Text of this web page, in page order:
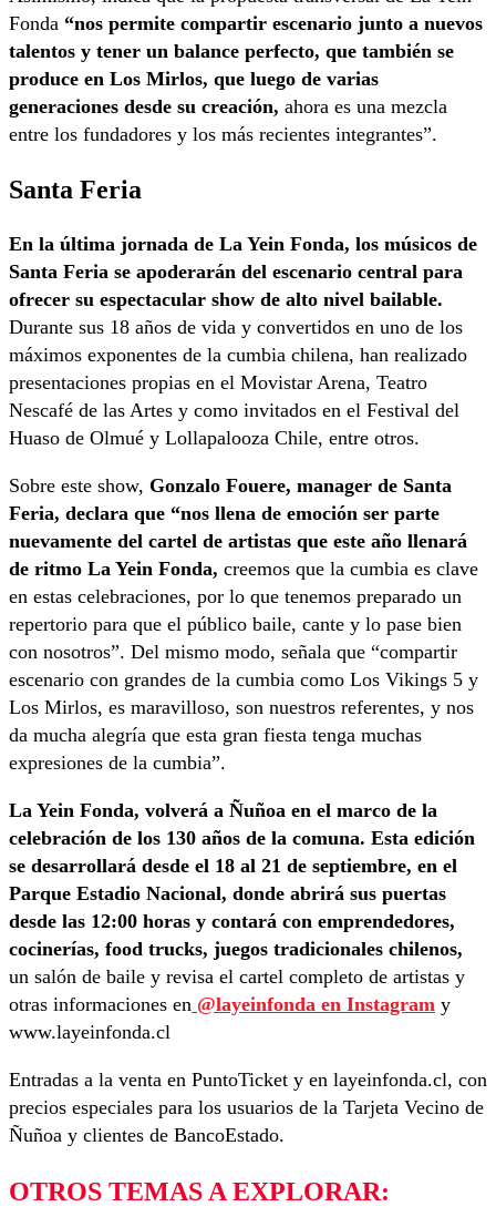
Fonda “nos permite compartir escenario junto a nuevos
talentos y tener un balance perfecto, que también se
produce en Los Mirlos, que luego de varias
generaciones desde su creación, ahora es una mezcla
entre los fundadores y los más recientes integrantes”.
Santa Feria
En la última jornada de La Yein Fonda, los músicos de
Santa Feria se apoderarán del escenario central para
ofrecer su espectacular show de alto nivel bailable.
Durante sus 18 años de vida y convertidos en uno de los
máximos exponentes de la cumbia chilena, han realizado
presentaciones propias en el Movistar Arena, Teatro
Nescafé de las Artes y como invitados en el Festival del
Huaso de Olmué y Lollapalooza Chile, entre otros.
Sobre este show, Gonzalo Fouere, manager de Santa
Feria, declara que “nos llena de emoción ser parte
nuevamente del cartel de artistas que este año llenará
de ritmo La Yein Fonda, creemos que la cumbia es clave
en estas celebraciones, por lo que tenemos preparado un
repertorio para que el público baile, cante y lo pase bien
con nosotros”. Del mismo modo, señala que “compartir
escenario con grandes de la cumbia como Los Vikings 5 y
Los Mirlos, es maravilloso, son nuestros referentes, y nos
da mucha alegría que esta gran fiesta tenga muchas
expresiones de la cumbia”.
La Yein Fonda, volverá a Ñuñoa en el marco de la
celebración de los 130 años de la comuna. Esta edición
se desarrollará desde el 18 al 21 de septiembre, en el
Parque Estadio Nacional, donde abrirá sus puertas
desde las 12:00 horas y contará con emprendedores,
cocinerías, food trucks, juegos tradicionales chilenos,
un salón de baile y revisa el cartel completo de artistas y
otras informaciones en @layeinfonda en Instagram y
www.layeinfonda.cl
Entradas a la venta en PuntoTicket y en layeinfonda.cl, con
precios especiales para los usuarios de la Tarjeta Vecino de
Ñuñoa y clientes de BancoEstado.
OTROS TEMAS A EXPLORAR: